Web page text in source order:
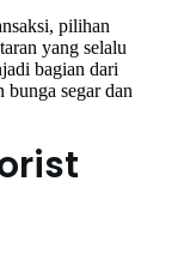
pilihan
yang selalu
bagian dari
segar dan